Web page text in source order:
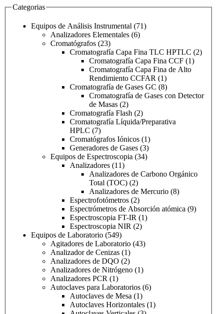
Categorias
Equipos de Análisis Instrumental (71)
Analizadores Elementales (6)
Cromatógrafos (23)
Cromatografía Capa Fina TLC HPTLC (2)
Cromatografía Capa Fina CCF (1)
Cromatografía Capa Fina de Alto
Rendimiento CCFAR (1)
Cromatografía de Gases GC (8)
Cromatografía de Gases con Detector
de Masas (2)
Cromatografía Flash (2)
Cromatografía Líquida/Preparativa
HPLC (7)
Cromatógrafos Iónicos (1)
Generadores de Gases (3)
Equipos de Espectroscopia (34)
Analizadores (11)
Analizadores de Carbono Orgánico
Total (TOC) (2)
Analizadores de Mercurio (8)
Espectrofotómetros (2)
Espectrómetros de Absorción atómica (9)
Espectroscopia FT-IR (1)
Espectroscopia NIR (2)
Equipos de Laboratorio (549)
Agitadores de Laboratorio (43)
Analizador de Cenizas (1)
Analizadores de DQO (2)
Analizadores de Nitrógeno (1)
Analizadores PCR (1)
Autoclaves para Laboratorios (6)
Autoclaves de Mesa (1)
Autoclaves Horizontales (1)